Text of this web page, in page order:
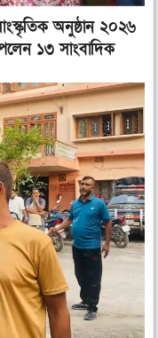
অনুষ্ঠান ২০২৬
১৩ সাংবাদিক